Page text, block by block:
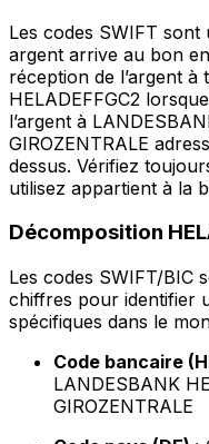
Les codes SWIFT
argent arrive au bon
réception de l’argent
HELADEFFGC2
l’argent à
GIROZENTRALE
dessus. Vérifiez
utilisez appartient à la
Décomposition
Les codes SWIFT/BIC
chiffres pour identifier
spécifiques dans le
Code bancaire
LANDESBANK
GIROZENTRALE